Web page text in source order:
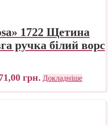
1722 Щетина
ручка білий ворс
грн. Докладніше